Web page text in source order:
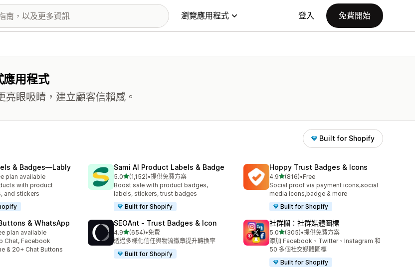
瀏覽應用程式 登入 免費開始
應用程式
眼吸睛，建立顧客信賴感。
Built for Shopify
& Badges—Lably
plan available
with product
and stickers
Sami AI Product Labels & Badge
5.0滿分 5 顆星
(1,152)
共有 1152 則評價
•提供免費方案
Boost sale with product badges,
labels, stickers, trust badges
Built for Shopify
Hoppy Trust Badges & Icons
4.9滿分 5 顆星
(816)
共有 816 則評價
•Free
Social proof via payment icons,social
media icons,badge & more
Built for Shopify
& WhatsApp
plan available
Chat, Facebook
& 20+ Chat Buttons
SEOAnt ‑ Trust Badges & Icon
4.9滿分 5 顆星
(654)
共有 654 則評價
•免費
透過多樣化信任與物流徽章提升轉換率
Built for Shopify
社群欄：社群媒體圖標
5.0滿分 5 顆星
(305)
共有 305 則評價
•提供免費方案
添加 Facebook、Twitter、Instagram 和
50 多個社交媒體圖標
Built for Shopify